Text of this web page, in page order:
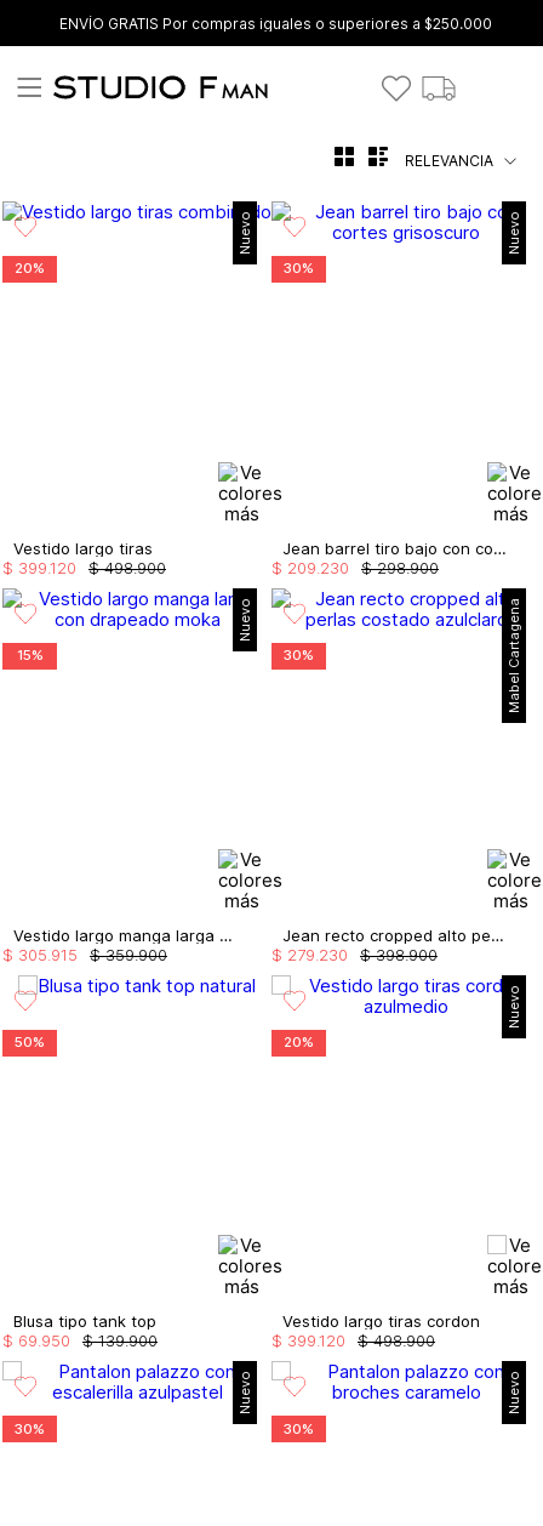
ENVÍO GRATIS Por compras iguales o superiores a $250.000
RELEVANCIA
Nuevo
20%
Vestido largo tiras
$ 498.900
$ 399120
Nuevo
30%
Jean barrel tiro bajo con cortes
$ 298.900
$ 209 230
Nuevo
15%
Vestido largo manga larga con drapeado
$ 359.900
$ 305 915
Mabel Cartagena
30%
Jean recto cropped alto perlas costado
$ 398.900
$ 279 230
50%
Blusa tipo tank top
$ 139.900
$ 69.950
Nuevo
20%
Vestido largo tiras cordon
$ 498.900
$ 399.120
Nuevo
30%
Nuevo
30%